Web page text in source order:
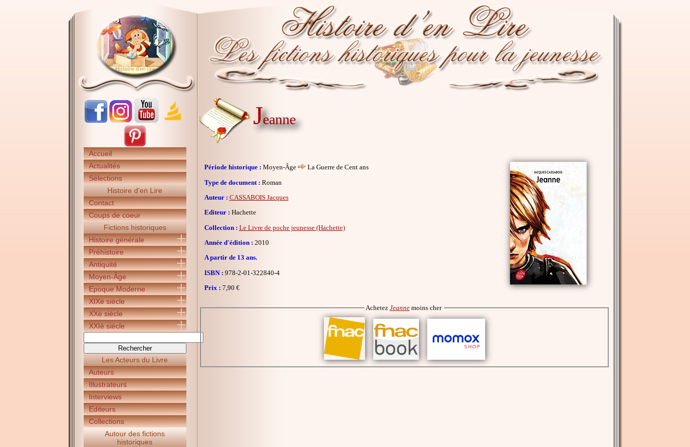
Accueil
Actualités
Sélections
Histoire d'en Lire
Contact
Coups de coeur
Fictions historiques
Histoire générale
Préhistoire
Antiquité
Moyen-Âge
Epoque Moderne
XIXè siècle
XXè siècle
XXIè siècle
Les Acteurs du Livre
Auteurs
Illustrateurs
Interviews
Editeurs
Collections
Autour des fictions
historiques
Jeanne
Période historique : Moyen-Âge
La Guerre de Cent ans
Type de document : Roman
Auteur : CASSABOIS Jacques
Editeur : Hachette
Collection : Le Livre de poche jeunesse (Hachette)
Année d'édition : 2010
A partir de 13 ans.
ISBN : 978-2-01-322840-4
Prix : 7,90 €
Achetez Jeanne moins cher